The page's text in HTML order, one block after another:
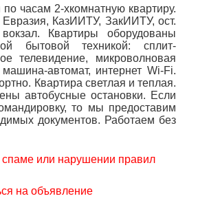
часам 2-хкомнатную квартиру.
Евразия, КазИИТУ, ЗакИИТУ, ост.
Квартиры оборудованы
бытовой техникой: сплит-
телевидение, микроволновая
автомат, интернет Wi-Fi.
Квартира светлая и теплая.
автобусные остановки. Если
то мы предоставим
документов. Работаем без
или нарушении правил
на объявление